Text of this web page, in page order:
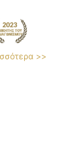
>>